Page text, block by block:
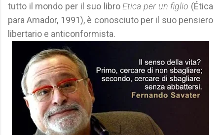
tutto il mondo per il suo libro Etica per un figlio (Ética
para Amador, 1991), è conosciuto per il suo pensiero
libertario e anticonformista.